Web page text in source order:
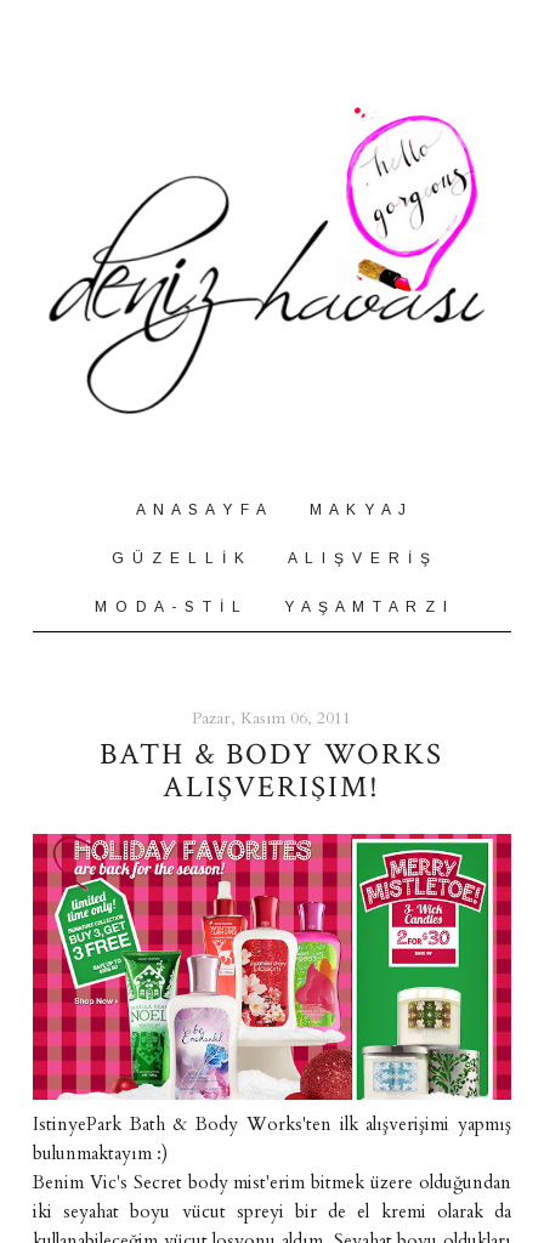
A N A S A Y F A M A K Y A J
G Ü Z E L L İ K A L I Ş V E R İ Ş
M O D A - S T İ L Y A Ş A M T A R Z I
Pazar, Kasım 06, 2011
BATH & BODY WORKS
ALIŞVERIŞIM!
IstinyePark Bath & Body Works'ten ilk alışverişimi yapmış
bulunmaktayım :)
Benim Vic's Secret body mist'erim bitmek üzere olduğundan
iki seyahat boyu vücut spreyi bir de el kremi olarak da